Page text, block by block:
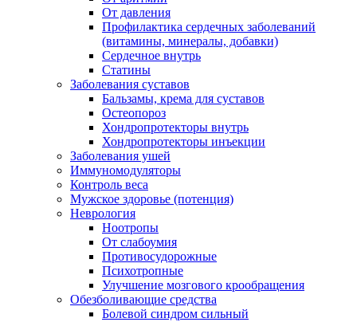
От давления
Профилактика сердечных заболеваний
(витамины, минералы, добавки)
Сердечное внутрь
Статины
Заболевания суставов
Бальзамы, крема для суставов
Остеопороз
Хондропротекторы внутрь
Хондропротекторы инъекции
Заболевания ушей
Иммуномодуляторы
Контроль веса
Мужское здоровье (потенция)
Неврология
Ноотропы
От слабоумия
Противосудорожные
Психотропные
Улучшение мозгового крообращения
Обезболивающие средства
Болевой синдром сильный